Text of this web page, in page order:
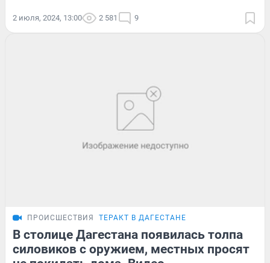
2 июля, 2024, 13:00 2 581 9
ПРОИСШЕСТВИЯ ТЕРАКТ В ДАГЕСТАНЕ
В столице Дагестана появилась толпа
силовиков с оружием, местных просят